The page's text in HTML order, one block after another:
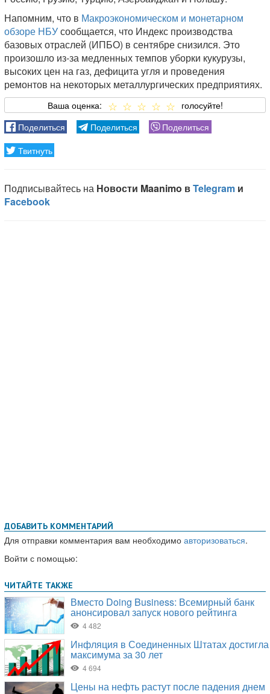
Напомним, что в Макроэкономическом и монетарном
обзоре НБУсообщается, что Индекс производства
базовых отраслей (ИПБО) в сентябре снизился. Это
произошло из-за медленных темпов уборки кукурузы,
высоких цен на газ, дефицита угля и проведения
ремонтов на некоторых металлургических предприятиях.
ДОБАВИТЬ КОММЕНТАРИЙ
Для отправки комментария вам необходимо авторизоваться.
Войти с помощью: